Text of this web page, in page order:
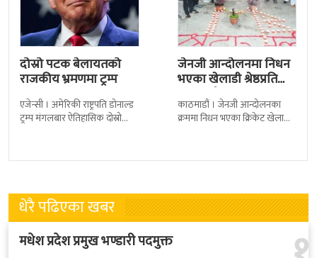
दोस्रो पटक बेलायतको
राजकीय भ्रमणमा ट्रम्प
एजेन्सी । अमेरिकी राष्ट्रपति डोनाल्ड
ट्रम्प मंगलबार ऐतिहासिक दोस्रो
बेलायत सरकारले
जेनजी आन्दोलनमा निधन
भएका खेलाडी श्रेष्ठप्रति
श्रद्धाञ्जली
काठमाडौं । जेनजी आन्दोलनका
क्रममा निधन भएका क्रिकेट खेलाडी
त्रिपुरेश्वरस्थीत राष्ट्रिय खेलकुद
धेरै पढिएका खबर
मधेश प्रदेश प्रमुख भण्डारी पदमुक्त